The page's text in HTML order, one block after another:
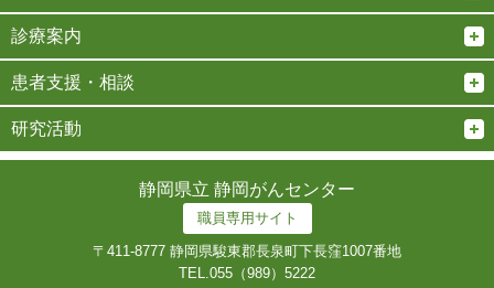
診療案内
患者支援・相談
研究活動
静岡県立 静岡がんセンター
職員専用サイト
〒411-8777 静岡県駿東郡長泉町下長窪1007番地
TEL.055（989）5222